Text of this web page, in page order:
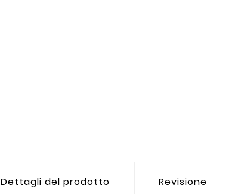
Dettagli del prodotto Revisione